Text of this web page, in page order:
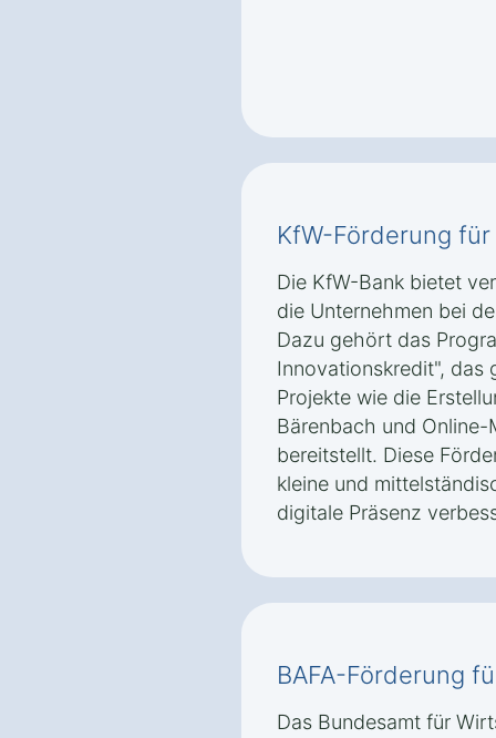
KfW-Förderung
Die KfW-Bank bietet
die Unternehmen bei
Dazu gehört das
Innovationskredit", das
Projekte wie die
Bärenbach und
bereitstellt. Diese
kleine und
digitale Präsenz
BAFA-Förderung
Das Bundesamt für